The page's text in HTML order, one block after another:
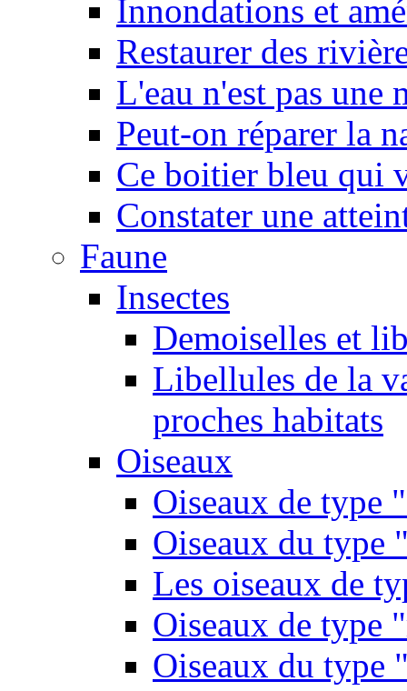
Innondations et
Restaurer des
L'eau n'est pas une
Peut-on réparer la
Ce boitier bleu qui
Constater une
Faune
Insectes
Demoiselles et
Libellules de la
proches habitats
Oiseaux
Oiseaux de type
Oiseaux du type
Les oiseaux de
Oiseaux de type
Oiseaux du type